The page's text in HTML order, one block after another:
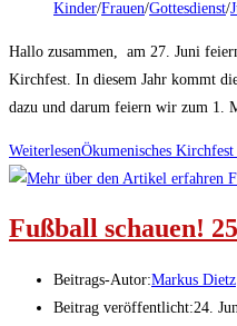
Kinder/Frauen/Gottesdienst/
Hallo zusammen, am 27. Juni
Kirchfest. In diesem Jahr kommt
dazu und darum feiern wir zum 1.
WeiterlesenÖkumenisches Kirchfest
Fußball schauen!
Beitrags-Autor:Markus Dietz
Beitrag veröffentlicht:24.